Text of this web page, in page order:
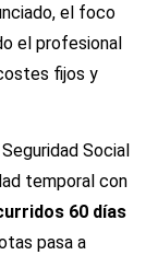
el foco
el profesional
fijos y
Social
temporal con
60 días
pasa a